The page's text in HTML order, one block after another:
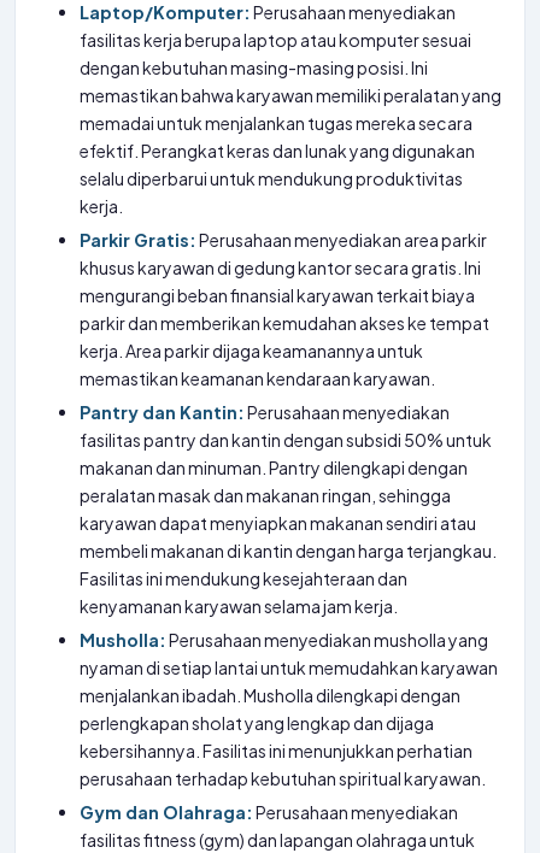
Laptop/Komputer: Perusahaan menyediakan
fasilitas kerja berupa laptop atau komputer sesuai
dengan kebutuhan masing-masing posisi. Ini
memastikan bahwa karyawan memiliki peralatan yang
memadai untuk menjalankan tugas mereka secara
efektif. Perangkat keras dan lunak yang digunakan
selalu diperbarui untuk mendukung produktivitas
kerja.
Parkir Gratis: Perusahaan menyediakan area parkir
khusus karyawan di gedung kantor secara gratis. Ini
mengurangi beban finansial karyawan terkait biaya
parkir dan memberikan kemudahan akses ke tempat
kerja. Area parkir dijaga keamanannya untuk
memastikan keamanan kendaraan karyawan.
Pantry dan Kantin: Perusahaan menyediakan
fasilitas pantry dan kantin dengan subsidi 50% untuk
makanan dan minuman. Pantry dilengkapi dengan
peralatan masak dan makanan ringan, sehingga
karyawan dapat menyiapkan makanan sendiri atau
membeli makanan di kantin dengan harga terjangkau.
Fasilitas ini mendukung kesejahteraan dan
kenyamanan karyawan selama jam kerja.
Musholla: Perusahaan menyediakan musholla yang
nyaman di setiap lantai untuk memudahkan karyawan
menjalankan ibadah. Musholla dilengkapi dengan
perlengkapan sholat yang lengkap dan dijaga
kebersihannya. Fasilitas ini menunjukkan perhatian
perusahaan terhadap kebutuhan spiritual karyawan.
Gym dan Olahraga: Perusahaan menyediakan
fasilitas fitness (gym) dan lapangan olahraga untuk